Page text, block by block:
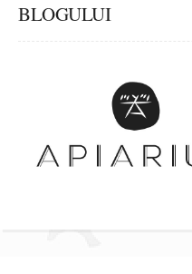
BLOGULUI